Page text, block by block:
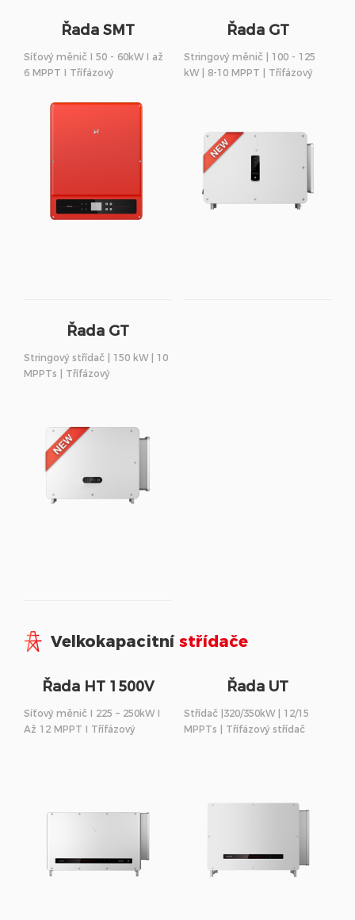
Řada SMT
Síťový měnič I 50 - 60kW I až
6 MPPT I Třífázový
Řada GT
Stringový měnič | 100 - 125
kW | 8-10 MPPT | Třífázový
Řada GT
Stringový střídač | 150 kW | 10
MPPTs | Třífázový
Velkokapacitní střídače
Řada HT 1500V
Síťový měnič I 225 – 250kW I
Až 12 MPPT I Třífázový
Řada UT
Střídač |320/350kW | 12/15
MPPTs | Třífázový střídač